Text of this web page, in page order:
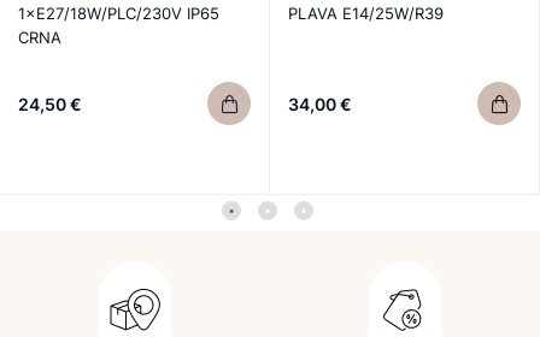
1×E27/18W/PLC/230V IP65
CRNA
24,50 €
PLAVA E14/25W/R39
34,00 €